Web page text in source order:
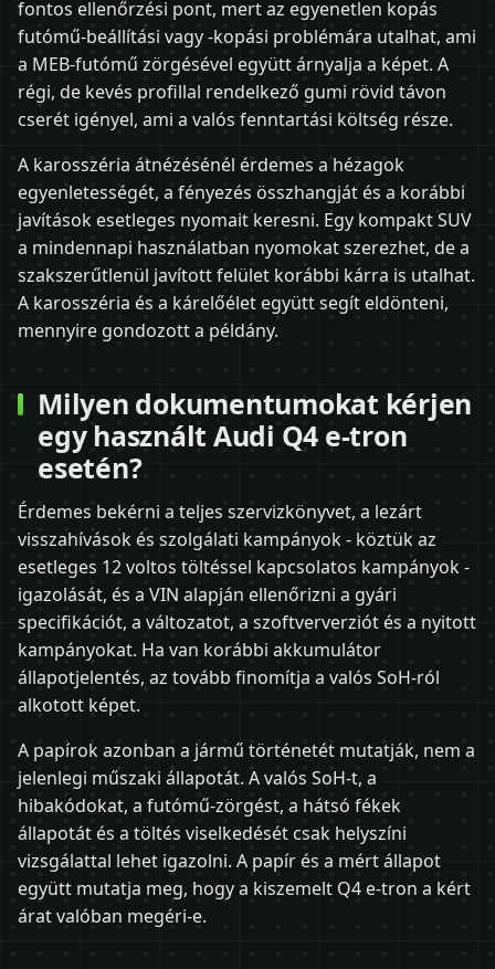
fontos ellenőrzési pont, mert az egyenetlen kopás
futómű-beállítási vagy -kopási problémára utalhat, ami
a MEB-futómű zörgésével együtt árnyalja a képet. A
régi, de kevés profillal rendelkező gumi rövid távon
cserét igényel, ami a valós fenntartási költség része.
A karosszéria átnézésénél érdemes a hézagok
egyenletességét, a fényezés összhangját és a korábbi
javítások esetleges nyomait keresni. Egy kompakt SUV
a mindennapi használatban nyomokat szerezhet, de a
szakszerűtlenül javított felület korábbi kárra is utalhat.
A karosszéria és a kárelőélet együtt segít eldönteni,
mennyire gondozott a példány.
Milyen dokumentumokat kérjen
egy használt Audi Q4 e-tron
esetén?
Érdemes bekérni a teljes szervizkönyvet, a lezárt
visszahívások és szolgálati kampányok - köztük az
esetleges 12 voltos töltéssel kapcsolatos kampányok -
igazolását, és a VIN alapján ellenőrizni a gyári
specifikációt, a változatot, a szoftververziót és a nyitott
kampányokat. Ha van korábbi akkumulátor
állapotjelentés, az tovább finomítja a valós SoH-ról
alkotott képet.
A papírok azonban a jármű történetét mutatják, nem a
jelenlegi műszaki állapotát. A valós SoH-t, a
hibakódokat, a futómű-zörgést, a hátsó fékek
állapotát és a töltés viselkedését csak helyszíni
vizsgálattal lehet igazolni. A papír és a mért állapot
együtt mutatja meg, hogy a kiszemelt Q4 e-tron a kért
árat valóban megéri-e.